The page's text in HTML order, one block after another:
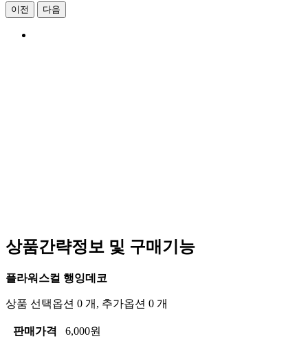
이전 다음
상품간략정보 및 구매기능
플라워스컬 행잉데코
상품 선택옵션 0 개, 추가옵션 0 개
판매가격
6,000원